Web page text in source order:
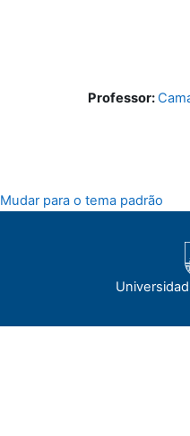
Professor:
Mudar para o tema padrão